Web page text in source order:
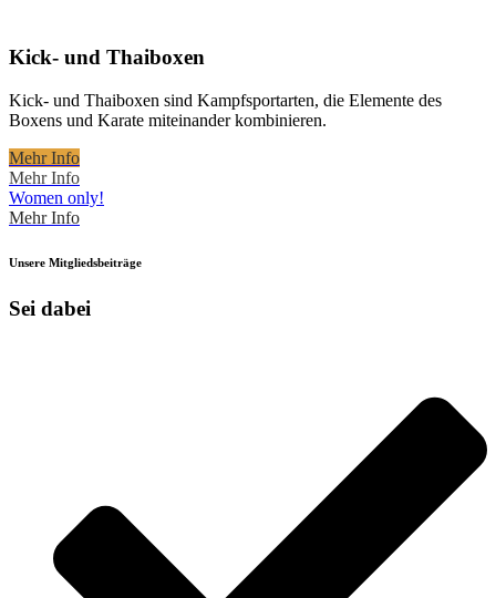
Kick- und Thaiboxen
Kick- und Thaiboxen sind Kampfsportarten, die Elemente des
Boxens und Karate miteinander kombinieren.
Mehr Info
Mehr Info
Women only!
Mehr Info
Unsere Mitgliedsbeiträge
Sei dabei